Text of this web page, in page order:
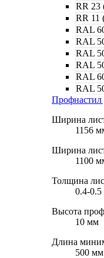
RR 23
RR 11
RAL
RAL
RAL
RAL
RAL
RAL
Профнастил
Ширина
1156
Ширина
1100
Толщина
0.4-
Высота
10 мм
Длина
500 мм